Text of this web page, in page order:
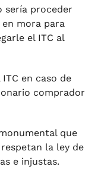
sería proceder
mora para
el ITC al
en caso de
comprador
que
la ley de
e injustas.